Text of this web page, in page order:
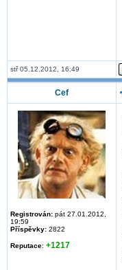
stř 05.12.2012, 16:49
Cef
Registrován: pát 27.01.2012,
19:59
Příspěvky: 2822
Reputace: +1217